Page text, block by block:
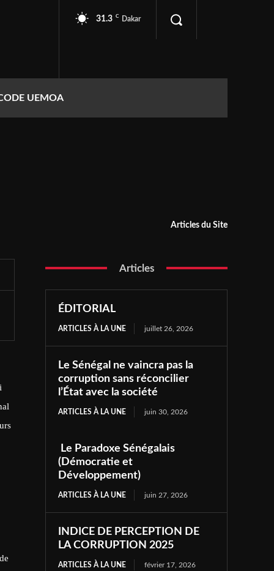
31.3 C Dakar
UEMOA
Articles du Site
Articles
ÉDITORIAL
ARTICLES À LA UNE juillet 26, 2026
Le Sénégal ne vaincra pas la
corruption sans réconcilier
l’État avec la société
ARTICLES À LA UNE juin 30, 2026
Le Paradoxe Sénégalais
(Démocratie et
Développement)
ARTICLES À LA UNE juin 27, 2026
INDICE DE PERCEPTION DE
LA CORRUPTION 2025
ARTICLES À LA UNE février 17, 2026